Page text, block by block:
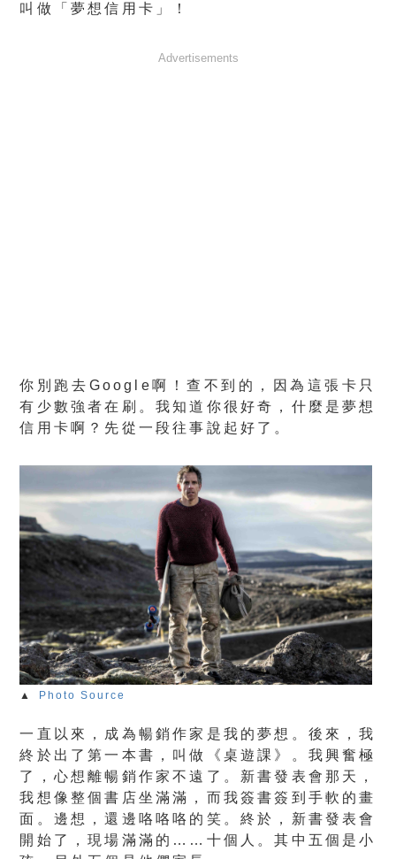
叫做「夢想信用卡」！
Advertisements
你別跑去Google啊！查不到的，因為這張卡只
有少數強者在刷。我知道你很好奇，什麼是夢想
信用卡啊？先從一段往事說起好了。
▲ Photo Source
一直以來，成為暢銷作家是我的夢想。後來，我
終於出了第一本書，叫做《桌遊課》。我興奮極
了，心想離暢銷作家不遠了。新書發表會那天，
我想像整個書店坐滿滿，而我簽書簽到手軟的畫
面。邊想，還邊咯咯咯的笑。終於，新書發表會
開始了，現場滿滿的……十個人。其中五個是小